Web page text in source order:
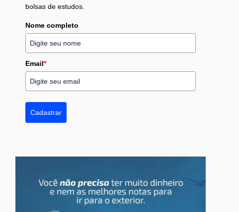
bolsas de estudos.
Nome completo
Email*
Cadastrar